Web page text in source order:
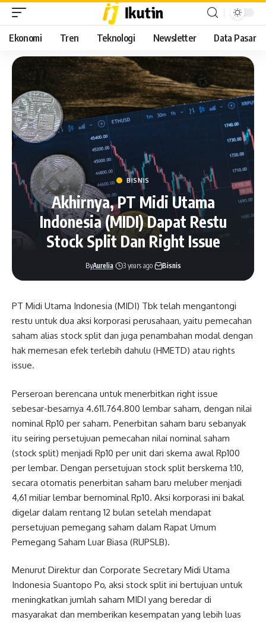
Ekonomi Tren Teknologi Newsletter Data Pasar
BISNIS
Akhirnya, PT Midi Utama
Indonesia (MIDI) Dapat Restu
Stock Split Dan Right Issue
ByAurelia 3 years ago Bisnis
PT Midi Utama Indonesia (MIDI) Tbk telah mengantongi
restu untuk dua aksi korporasi perusahaan, yaitu pemecahan
saham alias stock split dan juga penambahan modal dengan
hak memesan efek terlebih dahulu (HMETD) atau rights
issue.
Perseroan berencana untuk menerbitkan right issue
sebesar-besarnya 4.611.764.800 lembar saham, dengan nilai
nominal Rp10 per saham. Penerbitan saham baru sebanyak
itu seiring persetujuan pemecahan nilai nominal saham
(stock split) menjadi Rp10 per unit dari skema awal Rp100
per lembar. Dengan persetujuan stock split berskema 1:10,
secara otomatis penerbitan saham baru meluber menjadi
4,61 miliar lembar bernominal Rp10. Aksi korporasi ini bakal
digelar dalam rentang 12 bulan setelah mendapat
persetujuan pemegang saham dalam Rapat Umum
Pemegang Saham Luar Biasa (RUPSLB).
Menurut Direktur dan Corporate Secretary Midi Utama
Indonesia Suantopo Po, aksi stock split ini bertujuan untuk
meningkatkan jumlah saham MIDI yang beredar di
masyarakat dan memberikan kesempatan yang lebih luas